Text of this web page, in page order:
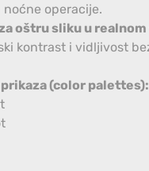
operacije.
za oštru sliku u
kontrast i vidljivost
(color palettes):